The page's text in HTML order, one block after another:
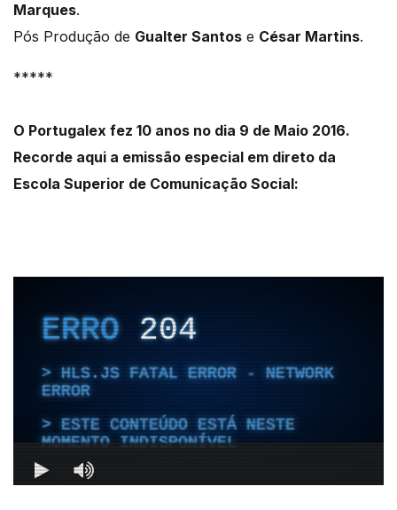
Marques.
Pós Produção de Gualter Santos e César Martins.
*****
O Portugalex fez 10 anos no dia 9 de Maio 2016.
Recorde aqui a emissão especial em direto da
Escola Superior de Comunicação Social: